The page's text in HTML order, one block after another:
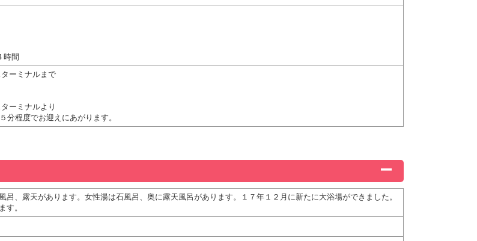
時間
ーミナルまで
ーミナルより
分程度でお迎えにあがります。
呂、露天があります。女性湯は石風呂、奥に露天風呂があります。１７年１２月に新たに大浴場ができました。
す。